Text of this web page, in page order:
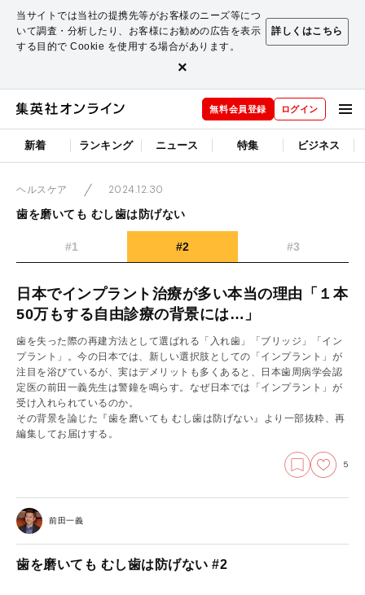
当サイトでは当社の提携先等がお客様のニーズ等につ
いて調査・分析したり、お客様にお勧めの広告を表示
する目的で Cookie を使用する場合があります。
詳しくはこちら
×
無料会員登録 ログイン
新着 ランキング ニュース 特集 ビジネス
ヘルスケア
2024.12.30
歯を磨いても むし歯は防げない
#1 #2 #3
日本でインプラント治療が多い本当の理由「１本
50万もする自由診療の背景には…」
歯を失った際の再建方法として選ばれる「入れ歯」「ブリッジ」「イン
プラント」。今の日本では、新しい選択肢としての「インプラント」が
注目を浴びているが、実はデメリットも多くあると、日本歯周病学会認
定医の前田一義先生は警鐘を鳴らす。なぜ日本では「インプラント」が
受け入れられているのか。
その背景を論じた『歯を磨いても むし歯は防げない』より一部抜粋、再
編集してお届けする。
5
前田一義
歯を磨いても むし歯は防げない #2